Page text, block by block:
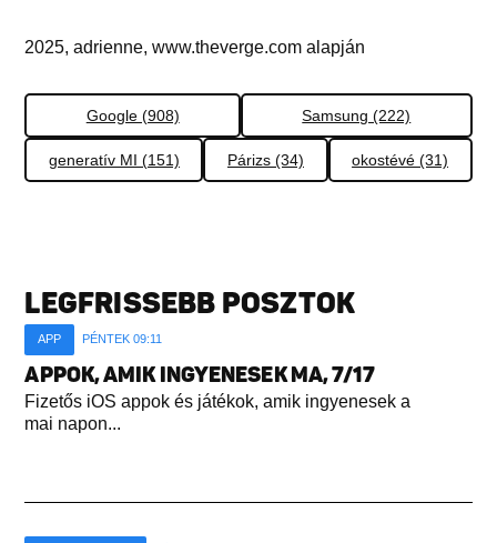
2025, adrienne, www.theverge.com alapján
Google (908) Samsung (222)
generatív MI (151) Párizs (34) okostévé (31)
LEGFRISSEBB POSZTOK
APP PÉNTEK 09:11
APPOK, AMIK INGYENESEK MA, 7/17
Fizetős iOS appok és játékok, amik ingyenesek a
mai napon...